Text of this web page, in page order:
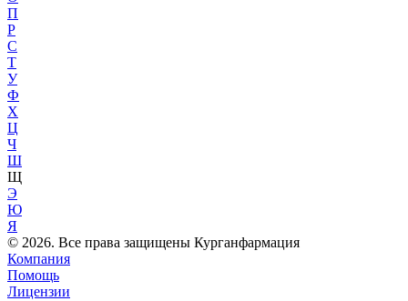
П
Р
С
Т
У
Ф
Х
Ц
Ч
Ш
Щ
Э
Ю
Я
© 2026. Все права защищены Курганфармация
Компания
Помощь
Лицензии